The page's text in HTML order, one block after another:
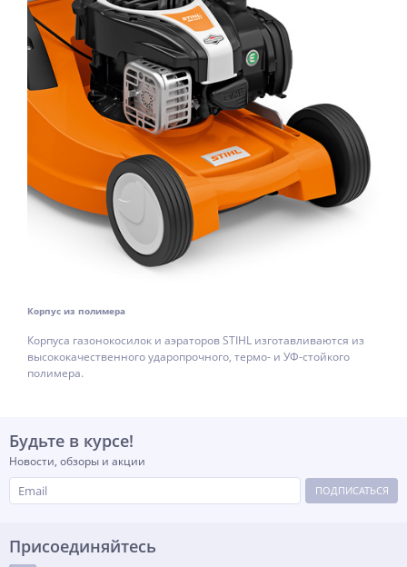
Корпус из полимера
Корпуса газонокосилок и аэраторов STIHL изготавливаются из
высококачественного ударопрочного, термо- и УФ-стойкого
полимера.
Будьте в курсе!
Новости, обзоры и акции
ПОДПИСАТЬСЯ
Присоединяйтесь